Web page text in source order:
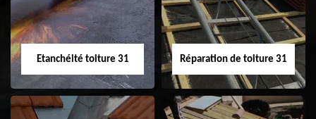
toiture 31
Etanchéité toiture 31 Réparation de toiture 31